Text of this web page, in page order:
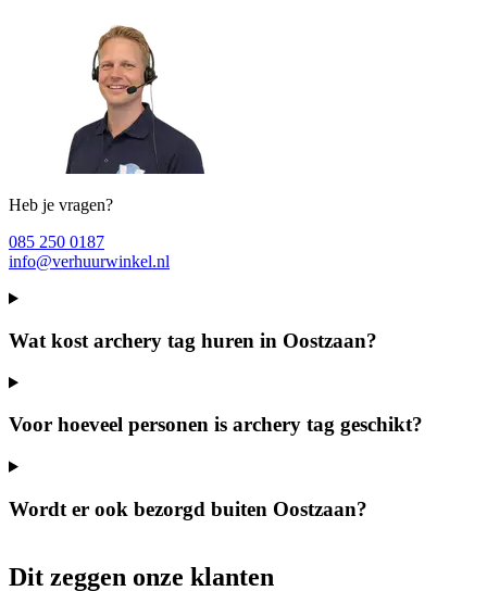
Heb je vragen?
085 250 0187
info@verhuurwinkel.nl
Wat kost archery tag huren in Oostzaan?
Voor hoeveel personen is archery tag geschikt?
Wordt er ook bezorgd buiten Oostzaan?
Dit zeggen onze klanten